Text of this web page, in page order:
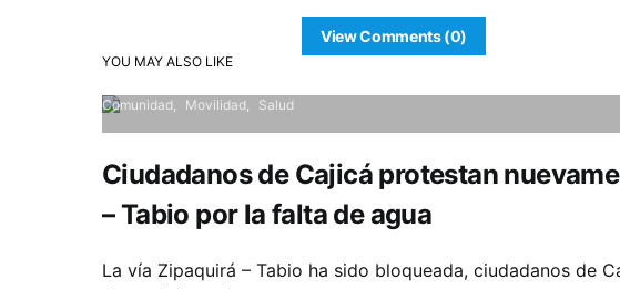
View Comments (0)
YOU MAY ALSO LIKE
Comunidad Movilidad Salud
Ciudadanos de Cajicá protestan
– Tabio por la falta de agua
La vía Zipaquirá – Tabio ha sido bloqueada, ciudadanos de